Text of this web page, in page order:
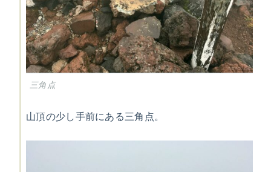
三角点
山頂の少し手前にある三角点。